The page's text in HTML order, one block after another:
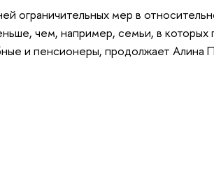
ограничительных мер в
чем, например, семьи, в которых
и пенсионеры, продолжает Алина